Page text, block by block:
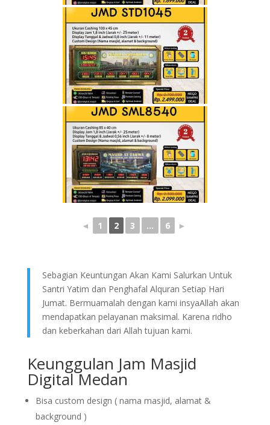
◄ 1 2 3 ... 6 ►
Sebagian Keuntungan Akan Kami Salurkan Untuk
Santri Yatim dan Penghafal Alquran Setiap Hari
Jumat. Bermuamalah dengan kami insyaAllah akan
mendapatkan pelayanan maksimal. Karena ridho
dan keberkahan dari Allah tujuan kami.
Keunggulan Jam Masjid
Digital Medan
Bisa custom design ( nama masjid, alamat &
background )